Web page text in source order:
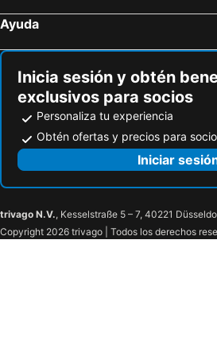
Hoteles en Tamuning
Hoteles en Punaauia
Ayuda
Inicia sesión y obtén
exclusivos para socios
Personaliza tu experiencia
Obtén ofertas y precios para
Iniciar
trivago N.V., Kesselstraße 5 – 7, 40221
Copyright 2026 trivago | Todos los derechos